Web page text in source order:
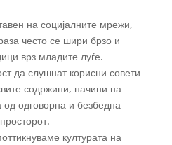
на социјалните мрежи,
често се шири брзо и
врз младите луѓе.
да слушнат корисни совети
содржини, начини на
од одговорна и безбедна
културата на